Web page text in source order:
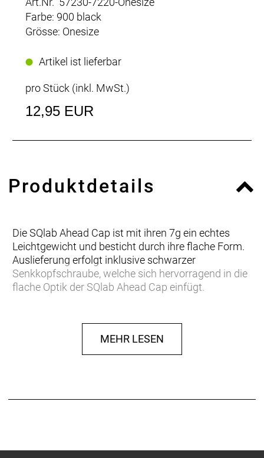
Farbe: 900 black
Grösse: Onesize
Artikel ist lieferbar
pro Stück (inkl. MwSt.)
12,95 EUR
Produktdetails
Die SQlab Ahead Cap ist mit ihren 7g ein echtes
Leichtgewicht und besticht durch ihre flache Form.
Auslieferung erfolgt inklusive schwarzer
Senkkopfschraube, welche sich hervorragend in die
flache Optik der SQlab Ahead Cap einfügt.
MEHR LESEN